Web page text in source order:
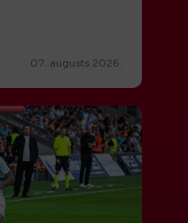
07. augusts 2026.